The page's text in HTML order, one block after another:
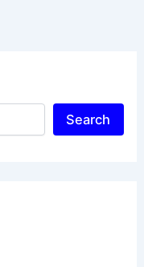
Search